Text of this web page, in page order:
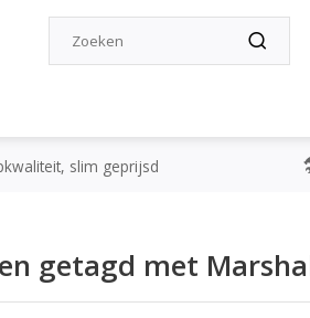
slim geprijsd
getagd met